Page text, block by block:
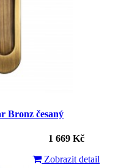
Bronz česaný
1 669 Kč
Zobrazit detail